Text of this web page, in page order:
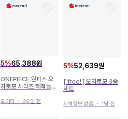
5%65,388원
ONEPIECE 원피스 오
챠토모 시리즈 해적들의
오이타 ・ 26일 전
5%52,639원
[ free! ] 오챠토모 3종
세트
지역정보 없음 ・ 1달 전